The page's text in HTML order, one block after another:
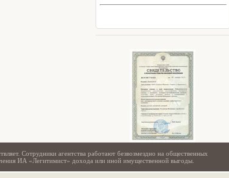
Сотрудники агентства работают безвозмездно на общественных
ИА «Легитимист» дохода или иной имущественной выгоды.